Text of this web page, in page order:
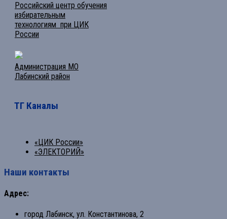
Российский центр обучения
избирательным
технологиям при ЦИК
России
Администрация МО
Лабинский район
ТГ Каналы
«ЦИК России»
«ЭЛЕКТОРИЙ»
Наши контакты
Адрес:
город Лабинск, ул. Константинова, 2